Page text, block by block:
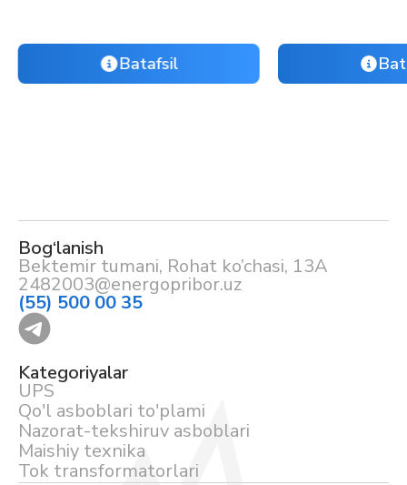
Batafsil
Bog‘lanish
Bektemir tumani, Rohat ko’chasi, 13A
2482003@energopribor.uz
(55) 500 00 35
Kategoriyalar
UPS
Qo'l asboblari to'plami
Nazorat-tekshiruv asboblari
Maishiy texnika
Tok transformatorlari